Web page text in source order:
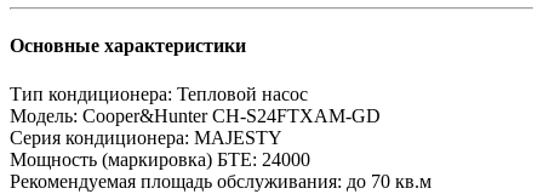
Основные характеристики
Тип кондиционера: Тепловой насос
Модель: Cooper&Hunter CH-S24FTXAM-GD
Серия кондиционера: MAJESTY
Мощность (маркировка) БТЕ: 24000
Рекомендуемая площадь обслуживания: до 70 кв.м